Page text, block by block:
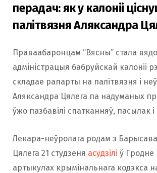
перадач: як у калоніі
палітвязня Аляксандра
Праваабаронцам “Вясны” стала
адміністрацыя бабруйскай калоніі
складае рапарты на палітвязня і
Аляксандра Цялега па надуманых
ўжо пазбавілі спатканняў, пасылак
Лекара-неўролага родам з
Цялега 21 студзеня асудзілі ў Гродне
артыкулах крымінальнага кодэкса